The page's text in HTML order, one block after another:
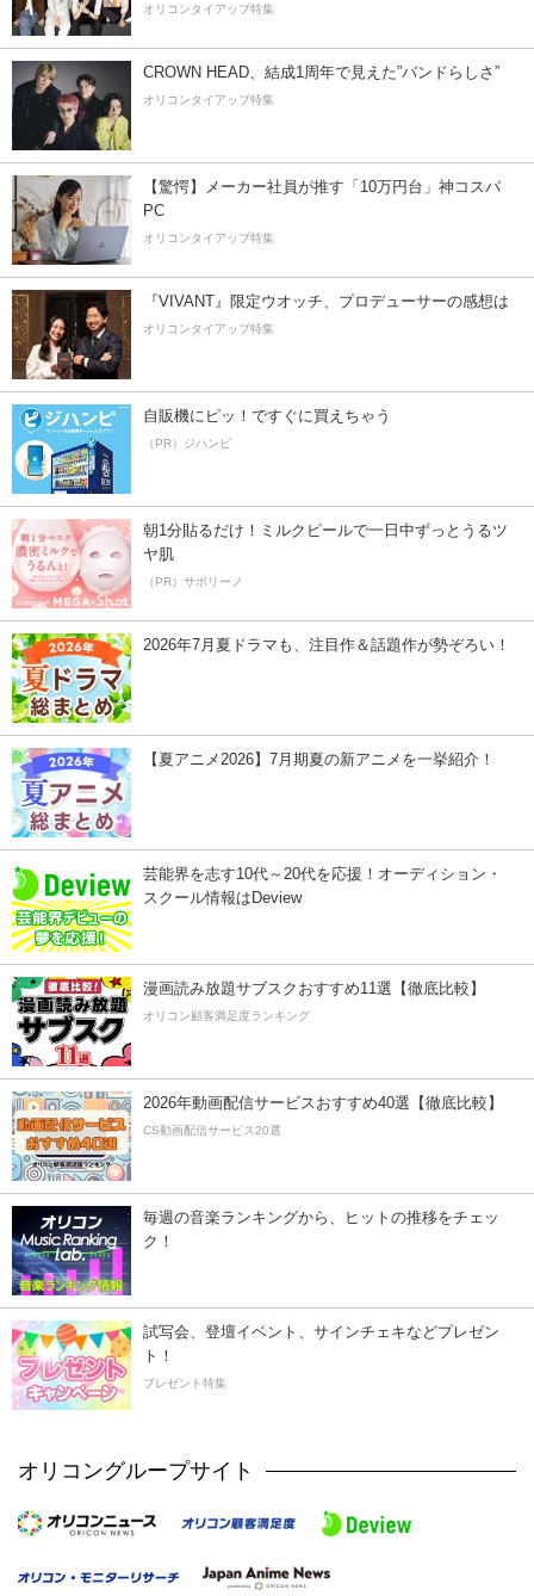
オリコンタイアップ特集
CROWN HEAD、結成1周年で見えた”バンドらしさ”
オリコンタイアップ特集
【驚愕】メーカー社員が推す「10万円台」神コスパ
PC
オリコンタイアップ特集
『VIVANT』限定ウオッチ、プロデューサーの感想は
オリコンタイアップ特集
自販機にピッ！ですぐに買えちゃう
（PR）ジハンピ
朝1分貼るだけ！ミルクピールで一日中ずっとうるツ
ヤ肌
（PR）サボリーノ
2026年7月夏ドラマも、注目作＆話題作が勢ぞろい！
【夏アニメ2026】7月期夏の新アニメを一挙紹介！
芸能界を志す10代～20代を応援！オーディション・
スクール情報はDeview
漫画読み放題サブスクおすすめ11選【徹底比較】
オリコン顧客満足度ランキング
2026年動画配信サービスおすすめ40選【徹底比較】
CS動画配信サービス20選
毎週の音楽ランキングから、ヒットの推移をチェッ
ク！
試写会、登壇イベント、サインチェキなどプレゼン
ト！
プレゼント特集
オリコングループサイト